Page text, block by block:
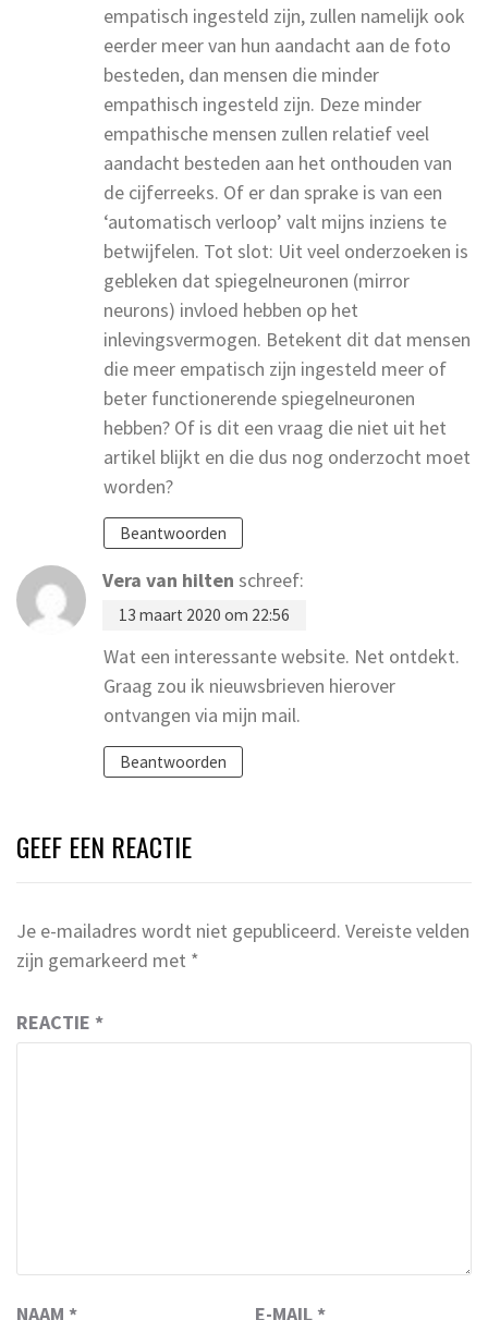
empatisch ingesteld zijn, zullen namelijk ook
eerder meer van hun aandacht aan de foto
besteden, dan mensen die minder
empathisch ingesteld zijn. Deze minder
empathische mensen zullen relatief veel
aandacht besteden aan het onthouden van
de cijferreeks. Of er dan sprake is van een
‘automatisch verloop’ valt mijns inziens te
betwijfelen. Tot slot: Uit veel onderzoeken is
gebleken dat spiegelneuronen (mirror
neurons) invloed hebben op het
inlevingsvermogen. Betekent dit dat mensen
die meer empatisch zijn ingesteld meer of
beter functionerende spiegelneuronen
hebben? Of is dit een vraag die niet uit het
artikel blijkt en die dus nog onderzocht moet
worden?
Beantwoorden
Vera van hilten schreef:
13 maart 2020 om 22:56
Wat een interessante website. Net ontdekt.
Graag zou ik nieuwsbrieven hierover
ontvangen via mijn mail.
Beantwoorden
GEEF EEN REACTIE
Je e-mailadres wordt niet gepubliceerd. Vereiste velden
zijn gemarkeerd met *
REACTIE *
NAAM * E-MAIL *